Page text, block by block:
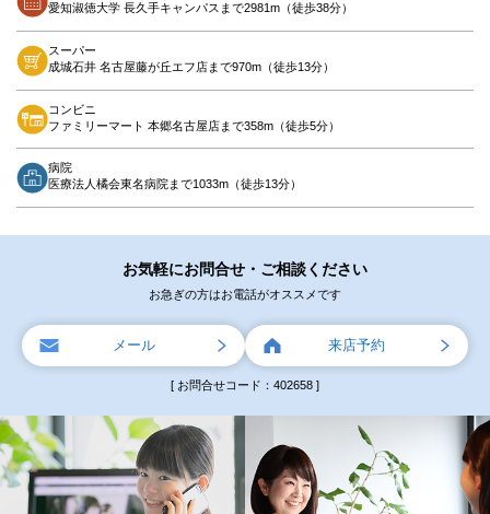
愛知淑徳大学 長久手キャンパスまで2981m（徒歩38分）
スーパー
成城石井 名古屋藤が丘エフ店まで970m（徒歩13分）
コンビニ
ファミリーマート 本郷名古屋店まで358m（徒歩5分）
病院
医療法人橘会東名病院まで1033m（徒歩13分）
お気軽にお問合せ・ご相談ください
お急ぎの方はお電話がオススメです
メール 来店予約
[ お問合せコード：402658 ]